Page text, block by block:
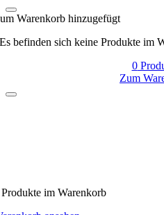
Warenkorb hinzugefügt
Es befinden sich keine Produkte im
0
Zum
im Warenkorb